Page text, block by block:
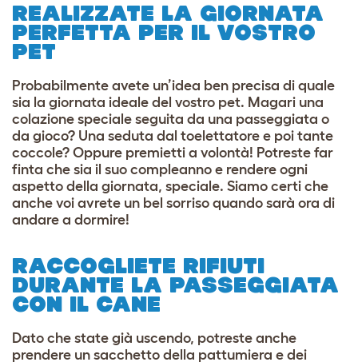
REALIZZATE LA GIORNATA
PERFETTA PER IL VOSTRO
PET
Probabilmente avete un’idea ben precisa di quale
sia la giornata ideale del vostro pet. Magari una
colazione speciale seguita da una passeggiata o
da gioco? Una seduta dal toelettatore e poi tante
coccole? Oppure premietti a volontà! Potreste far
finta che sia il suo compleanno e rendere ogni
aspetto della giornata, speciale. Siamo certi che
anche voi avrete un bel sorriso quando sarà ora di
andare a dormire!
RACCOGLIETE RIFIUTI
DURANTE LA PASSEGGIATA
CON IL CANE
Dato che state già uscendo, potreste anche
prendere un sacchetto della pattumiera e dei